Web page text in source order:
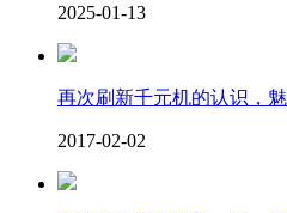
2025-01-13
再次刷新千元机的认识，
2017-02-02